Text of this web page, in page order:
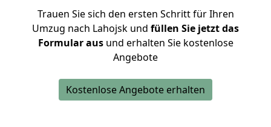
Trauen Sie sich den ersten Schritt für Ihren
Umzug nach Lahojsk und füllen Sie jetzt das
Formular ausund erhalten Sie kostenlose
Angebote
Kostenlose Angebote erhalten